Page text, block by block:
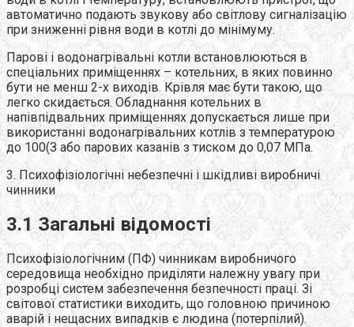
автоматично подають звукову або світлову сигналізацію
при зниженні рівня води в котлі до мінімуму.
Парові і водонагрівальні котли встановлюються в
спеціальних приміщеннях – котельних, в яких повинно
бути не менш 2-х виходів. Крівля має бути такою, що
легко скидається. Обладнання котельних в
напівпідвальних приміщеннях допускається лише при
використанні водонагрівальних котлів з температурою
до 100(З або парових казанів з тиском до 0,07 МПа.
3. Психофізіологічні небезпечні і шкідливі виробничі
чинники
3.1 Загальні відомості
Психофізіологічним (ПФ) чинникам виробничого
середовища необхідно приділяти належну увагу при
розробці систем забезпечення безпечності праці. Зі
світової статистики виходить, що головною причиною
аварій і нещасних випадків є людина (потерпілий).